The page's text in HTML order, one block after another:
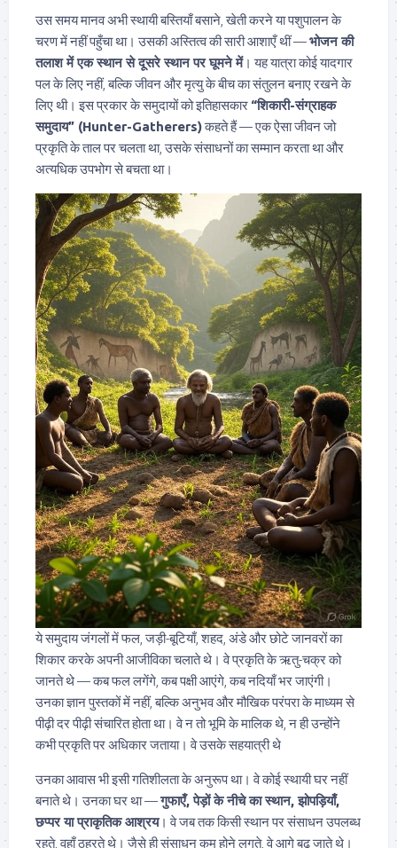
उस समय मानव अभी स्थायी बस्तियाँ बसाने, खेती करने या पशुपालन के
चरण में नहीं पहुँचा था। उसकी अस्तित्व की सारी आशाएँ थीं —भोजन की
तलाश में एक स्थान से दूसरे स्थान पर घूमने में। यह यात्रा कोई यादगार
पल के लिए नहीं, बल्कि जीवन और मृत्यु के बीच का संतुलन बनाए रखने के
लिए थी। इस प्रकार के समुदायों को इतिहासकार “शिकारी-संग्राहक
समुदाय” (Hunter-Gatherers)कहते हैं — एक ऐसा जीवन जो
प्रकृति के ताल पर चलता था, उसके संसाधनों का सम्मान करता था और
अत्यधिक उपभोग से बचता था।
ये समुदाय जंगलों में फल, जड़ी-बूटियाँ, शहद, अंडे और छोटे जानवरों का
शिकार करके अपनी आजीविका चलाते थे। वे प्रकृति के ऋतु-चक्र को
जानते थे — कब फल लगेंगे, कब पक्षी आएंगे, कब नदियाँ भर जाएंगी।
उनका ज्ञान पुस्तकों में नहीं, बल्कि अनुभव और मौखिक परंपरा के माध्यम से
पीढ़ी दर पीढ़ी संचारित होता था। वे न तो भूमि के मालिक थे, न ही उन्होंने
कभी प्रकृति पर अधिकार जताया। वे उसके सहयात्री थे
उनका आवास भी इसी गतिशीलता के अनुरूप था। वे कोई स्थायी घर नहीं
बनाते थे। उनका घर था —गुफाएँ, पेड़ों के नीचे का स्थान, झोपड़ियाँ,
छप्पर या प्राकृतिक आश्रय। वे जब तक किसी स्थान पर संसाधन उपलब्ध
रहते, वहाँ ठहरते थे। जैसे ही संसाधन कम होने लगते, वे आगे बढ़ जाते थे।